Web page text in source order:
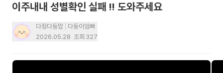
이주내내 성별확인 실패 !! 도와주세요
다정다둥맘
다둥이엄빠
2026.05.28 조회 327